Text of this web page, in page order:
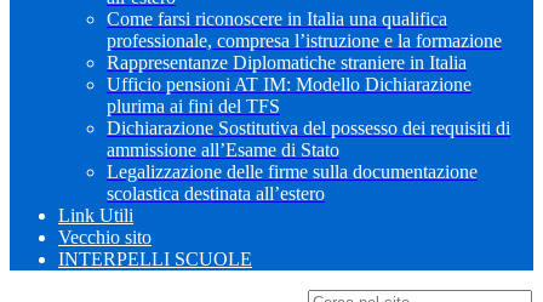
Come farsi riconoscere in Italia una qualifica
professionale, compresa l’istruzione e la formazione
Rappresentanze Diplomatiche straniere in Italia
Ufficio pensioni AT IM: Modello Dichiarazione
plurima ai fini del TFS
Dichiarazione Sostitutiva del possesso dei requisiti di
ammissione all’Esame di Stato
Legalizzazione delle firme sulla documentazione
scolastica destinata all’estero
Link Utili
Vecchio sito
INTERPELLI SCUOLE